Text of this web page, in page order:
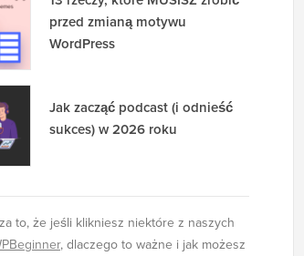
przed zmianą motywu
WordPress
Jak zacząć podcast (i odnieść
sukces) w 2026 roku
to, że jeśli klikniesz niektóre z naszych
, dlaczego to ważne i jak możesz